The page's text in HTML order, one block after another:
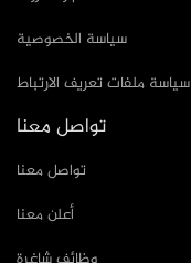
سياسة الخصوصية
سياسة ملفات تعريف الارتباط
تواصل معنا
تواصل معنا
أعلن معنا